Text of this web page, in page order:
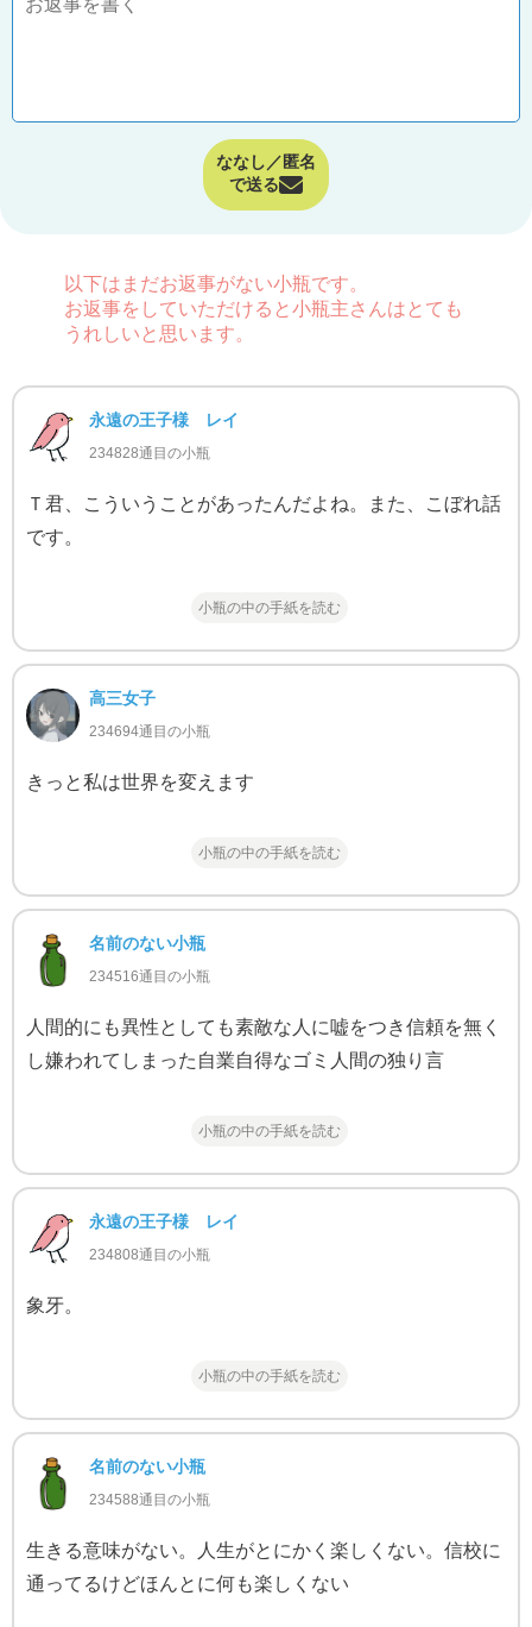
ななし／匿名
で送る
以下はまだお返事がない小瓶です。
お返事をしていただけると小瓶主さんはとても
うれしいと思います。
永遠の王子様 レイ
234828通目の小瓶
Ｔ君、こういうことがあったんだよね。また、こぼれ話
です。
小瓶の中の手紙を読む
高三女子
234694通目の小瓶
きっと私は世界を変えます
小瓶の中の手紙を読む
名前のない小瓶
234516通目の小瓶
人間的にも異性としても素敵な人に嘘をつき信頼を無く
し嫌われてしまった自業自得なゴミ人間の独り言
小瓶の中の手紙を読む
永遠の王子様 レイ
234808通目の小瓶
象牙。
小瓶の中の手紙を読む
名前のない小瓶
234588通目の小瓶
生きる意味がない。人生がとにかく楽しくない。信校に
通ってるけどほんとに何も楽しくない